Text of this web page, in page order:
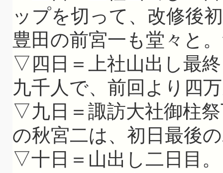
ップを切って、改修後
豊田の前宮一も堂々と
▽四日＝上社山出し最
九千人で、前回より四
▽九日＝諏訪大社御柱
の秋宮二は、初日最後
▽十日＝山出し二日目。